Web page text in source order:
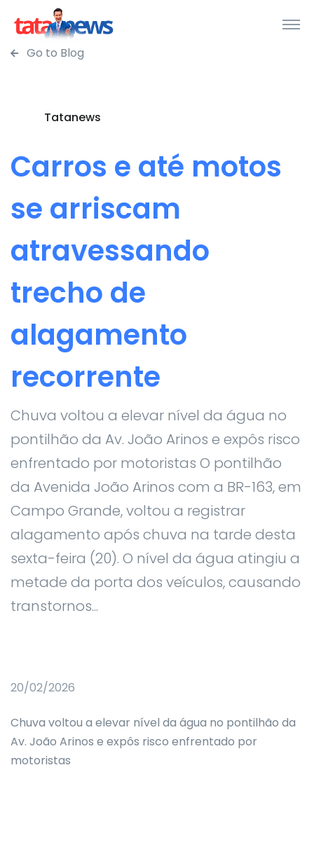
Go to Blog
Tatanews
Carros e até motos
se arriscam
atravessando
trecho de
alagamento
recorrente
Chuva voltou a elevar nível da água no
pontilhão da Av. João Arinos e expôs risco
enfrentado por motoristas O pontilhão
da Avenida João Arinos com a BR-163, em
Campo Grande, voltou a registrar
alagamento após chuva na tarde desta
sexta-feira (20). O nível da água atingiu a
metade da porta dos veículos, causando
transtornos...
20/02/2026
Chuva voltou a elevar nível da água no pontilhão da
Av. João Arinos e expôs risco enfrentado por
motoristas